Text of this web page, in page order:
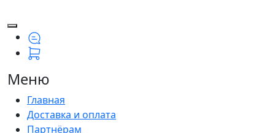
Меню
Главная
Доставка и оплата
Партнёрам